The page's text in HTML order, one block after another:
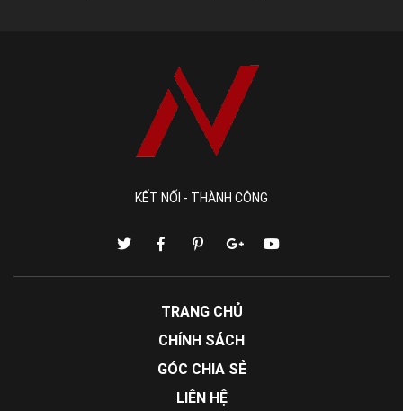
KẾT NỐI - THÀNH CÔNG
TRANG CHỦ
CHÍNH SÁCH
GÓC CHIA SẺ
LIÊN HỆ